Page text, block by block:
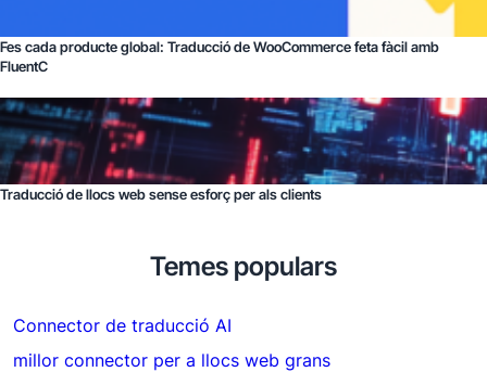
Fes cada producte global: Traducció de WooCommerce feta fàcil amb
FluentC
Traducció de llocs web sense esforç per als clients
Temes populars
Connector de traducció AI
millor connector per a llocs web grans